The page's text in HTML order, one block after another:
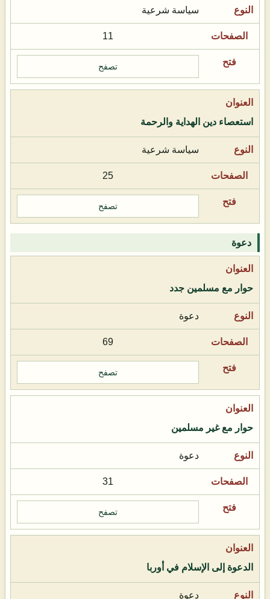
سياسة شرعية
11
تصفح
استعصاء دين الهداية والرحمة
سياسة شرعية
25
تصفح
دعوة
حوار مع مسلمين جدد
دعوة
69
تصفح
حوار مع غير مسلمين
دعوة
31
تصفح
الدعوة إلى الإسلام في أوربا
دعوة